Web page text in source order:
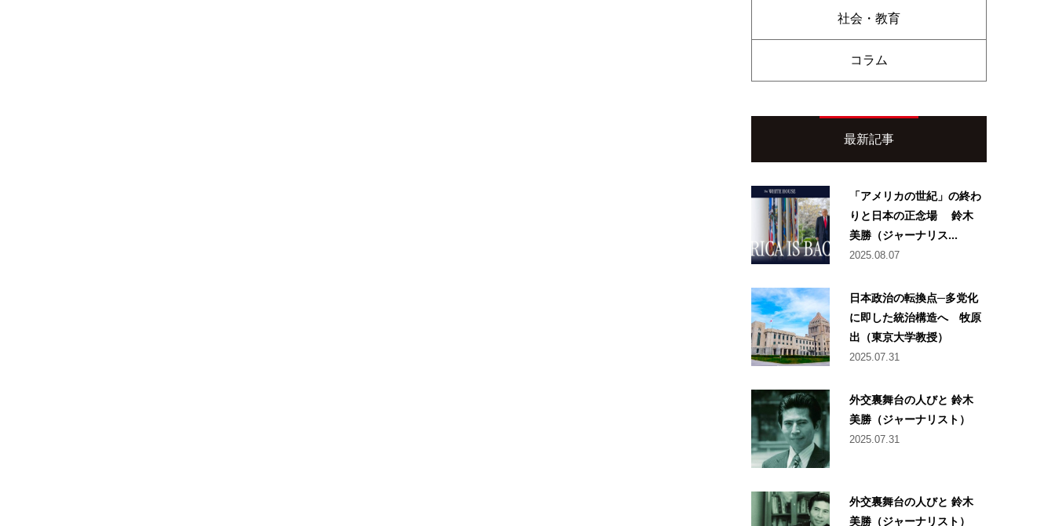
社会・教育
コラム
最新記事
「アメリカの世紀」の終わ
りと日本の正念場 鈴木
美勝（ジャーナリス...
2025.08.07
日本政治の転換点─多党化
に即した統治構造へ 牧原
出（東京大学教授）
2025.07.31
外交裏舞台の人びと 鈴木
美勝（ジャーナリスト）
2025.07.31
外交裏舞台の人びと 鈴木
美勝（ジャーナリスト）